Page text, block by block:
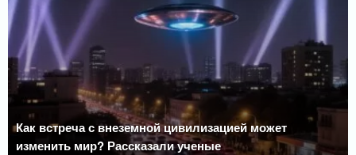
Как встреча с внеземной цивилизацией может
изменить мир? Рассказали ученые